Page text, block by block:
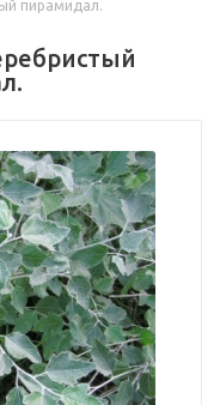
пирамидал.